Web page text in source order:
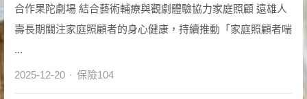
合作果陀劇場 結合藝術輔療與觀劇體驗協力家庭照顧 遠雄人
壽長期關注家庭照顧者的身心健康，持續推動「家庭照顧者喘
...
2025-12-20 Author
保險104